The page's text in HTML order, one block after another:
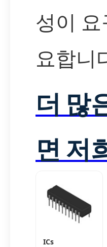
성이
요합니
더 많
면 저
ICs